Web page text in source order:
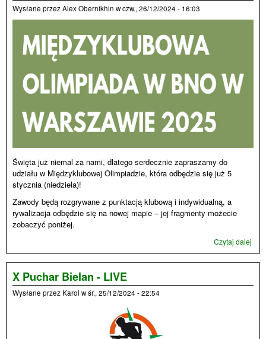
Wysłane przezAlex Obernikhin wczw., 26/12/2024 - 16:03
Święta już niemal za nami, dlatego serdecznie zapraszamy do
udziału w Międzyklubowej Olimpiadzie, która odbędzie się już 5
stycznia (niedziela)!
Zawody będą rozgrywane z punktacją klubową i indywidualną, a
rywalizacja odbędzie się na nowej mapie – jej fragmenty możecie
zobaczyć poniżej.
Czytaj dalej
X Puchar Bielan - LIVE
Wysłane przez Karol wśr., 25/12/2024 - 22:54